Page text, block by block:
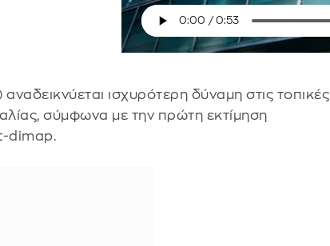
αναδεικνύεται ισχυρότερη δύναμη στις τοπικές
σύμφωνα με την πρώτη εκτίμηση
dimap.